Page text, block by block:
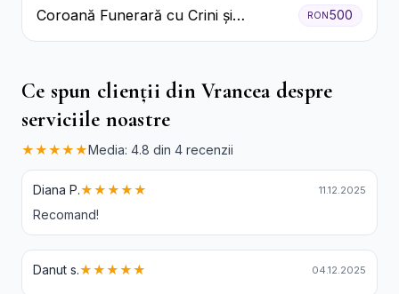
Coroană Funerară cu Crini și
Garoafe Albe
RON500
Ce spun clienții din Vrancea despre
serviciile noastre
★★★★★Media: 4.8 din 4 recenzii
Diana P.★★★★★ 11.12.2025
Recomand!
Danut s.★★★★★ 04.12.2025